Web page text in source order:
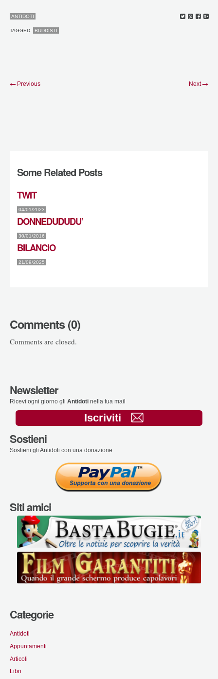
ANTIDOTI
TAGGED: BUDDISTI
Previous Next
Some Related Posts
TWIT
04/01/2023
DONNEDUDUDU’
30/01/2016
BILANCIO
21/09/2025
Comments (0)
Comments are closed.
Newsletter
Ricevi ogni giorno gli Antidoti nella tua mail
Iscriviti
Sostieni
Sostieni gli Antidoti con una donazione
Siti amici
Categorie
Antidoti
Appuntamenti
Articoli
Libri